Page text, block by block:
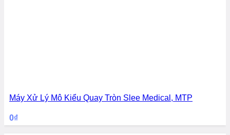
Máy Xử Lý Mô Kiểu Quay Tròn Slee Medical, MTP
0₫